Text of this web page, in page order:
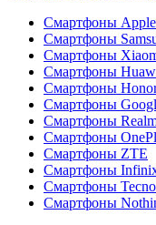
Смартфоны Apple
Смартфоны
Смартфоны
Смартфоны
Смартфоны
Смартфоны
Смартфоны
Смартфоны
Смартфоны ZTE
Смартфоны
Смартфоны Tecno
Смартфоны